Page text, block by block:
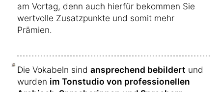
am Vortag, denn auch hierfür bekommen Sie
wertvolle Zusatzpunkte und somit mehr
Prämien.
Die Vokabeln sind ansprechend bebildert und
wurden im Tonstudio von professionellen